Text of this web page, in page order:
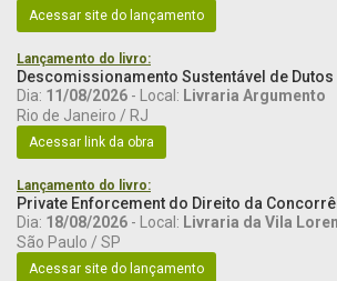
Acessar site do lançamento
Lançamento do livro:
Descomissionamento Sustentável de
Dia: 11/08/2026 - Local: Livraria Argumento
Rio de Janeiro / RJ
Acessar link da obra
Lançamento do livro:
Private Enforcement do Direito da
Dia: 18/08/2026 - Local: Livraria da Vila
São Paulo / SP
Acessar site do lançamento